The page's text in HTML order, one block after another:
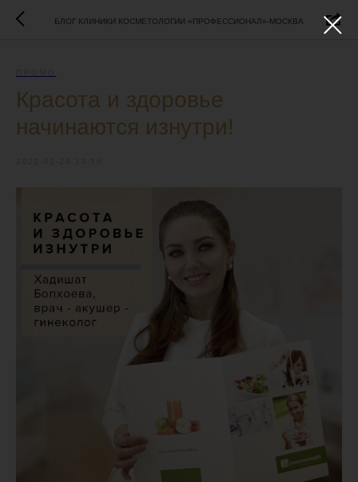
БЛОГ КЛИНИКИ КОСМЕТОЛОГИИ «ПРОФЕССИОНАЛ»-МОСКВА
Красота и здоровье
начинаются изнутри!